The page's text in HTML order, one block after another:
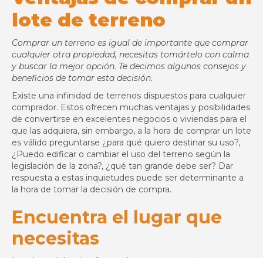
lote de terreno
Comprar un terreno es igual de importante que comprar
cualquier otra propiedad, necesitas tomártelo con calma
y buscar la mejor opción. Te decimos algunos consejos y
beneficios de tomar esta decisión.
Existe una infinidad de terrenos dispuestos para cualquier
comprador. Estos ofrecen muchas ventajas y posibilidades
de convertirse en excelentes negocios o viviendas para el
que las adquiera, sin embargo, a la hora de comprar un lote
es válido preguntarse ¿para qué quiero destinar su uso?,
¿Puedo edificar o cambiar el uso del terreno según la
legislación de la zona?, ¿qué tan grande debe ser? Dar
respuesta a estas inquietudes puede ser determinante a
la hora de tomar la decisión de compra.
Encuentra el lugar que
necesitas